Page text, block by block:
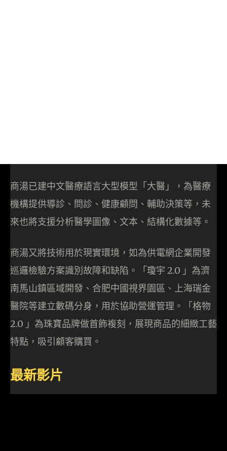
商湯已建中文醫療語言大型模型「大醫」，為醫療
機構提供導診、問診、健康顧問、輔助決策等，未
來也將支援分析醫學圖像、文本、結構化數據等。
商湯又將技術用於現實環境，如為供電網企業開發
巡邏檢驗方案識別故障和缺陷。「瓊宇 2.0 」為濟
南馬山鎮區域開發、合肥中國視界園區、上海瑞金
醫院等建立數碼分身，用於協助營運管理。「格物
2.0 」為珠寶品牌做首飾複刻，展現商品的細緻工藝
特點，吸引顧客購買。
最新影片